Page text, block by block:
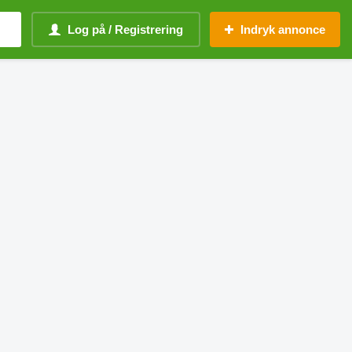
Log på / Registrering Indryk annonce